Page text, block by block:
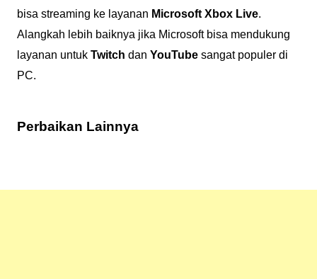
bisa streaming ke layanan Microsoft Xbox Live.
Alangkah lebih baiknya jika Microsoft bisa mendukung
layanan untuk Twitch dan YouTubesangat populer di
PC.
Perbaikan Lainnya